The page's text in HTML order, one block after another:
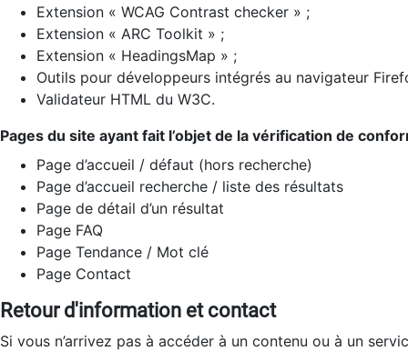
Extension « WCAG Contrast checker » ;
Extension « ARC Toolkit » ;
Extension « HeadingsMap » ;
Outils pour développeurs intégrés au navigateur
Validateur HTML du W3C.
Pages du site ayant fait l’objet de la vérification de
Page d’accueil / défaut (hors recherche)
Page d’accueil recherche / liste des résultats
Page de détail d’un résultat
Page FAQ
Page Tendance / Mot clé
Page Contact
Retour d'information et contact
Si vous n’arrivez pas à accéder à un contenu ou à un